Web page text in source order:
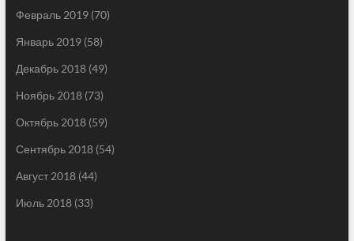
Февраль 2019(70)
Январь 2019(58)
Декабрь 2018(49)
Ноябрь 2018(73)
Октябрь 2018(59)
Сентябрь 2018(54)
Август 2018(44)
Июль 2018(33)